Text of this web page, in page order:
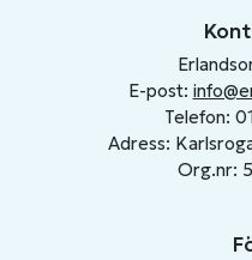
E-post:
Telefon:
Adress:
Org.nr: